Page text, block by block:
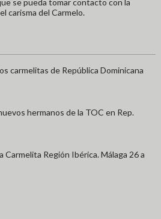
carisma del Carmelo.
carmelitas de República Dominicana
hermanos de la TOC en Rep.
Carmelita Región Ibérica. Málaga 26 a